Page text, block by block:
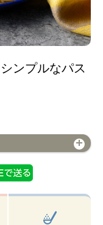
ンプルなパス